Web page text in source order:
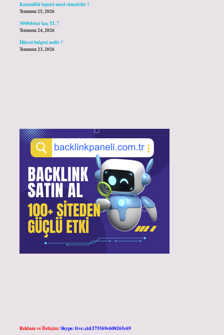
Kazandibi tepsisi nasıl olmalıdır ?
Temmuz 25, 2026
3000dolar kaç TL ?
Temmuz 24, 2026
Hüccet belgesi nedir ?
Temmuz 23, 2026
Reklam ve İletişim:Skype: live:.cid.575569c608265c69